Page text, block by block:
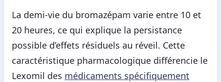
La demi-vie du bromazépam varie entre 10 et
20 heures, ce qui explique la persistance
possible d’effets résiduels au réveil. Cette
caractéristique pharmacologique différencie le
Lexomil des médicaments spécifiquement